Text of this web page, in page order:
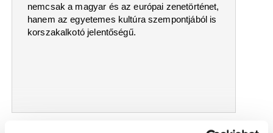
nemcsak a magyar és az európai zenetörténet,
hanem az egyetemes kultúra szempontjából is
korszakalkotó jelentőségű.
2016.01.21